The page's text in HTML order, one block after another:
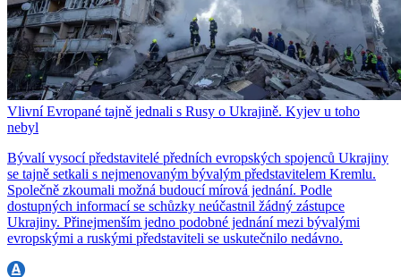
Vlivní Evropané tajně jednali s Rusy o Ukrajině. Kyjev u toho
nebyl
Bývalí vysocí představitelé předních evropských spojenců Ukrajiny
se tajně setkali s nejmenovaným bývalým představitelem Kremlu.
Společně zkoumali možná budoucí mírová jednání. Podle
dostupných informací se schůzky neúčastnil žádný zástupce
Ukrajiny. Přinejmenším jedno podobné jednání mezi bývalými
evropskými a ruskými představiteli se uskutečnilo nedávno.